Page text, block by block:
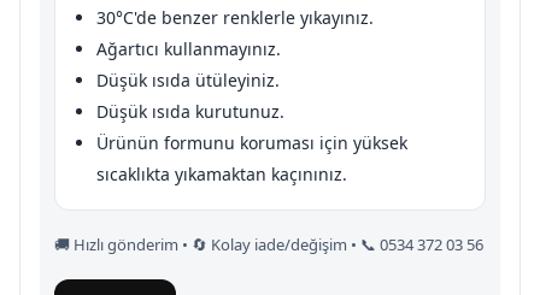
30°C'de benzer renklerle yıkayınız.
Ağartıcı kullanmayınız.
Düşük ısıda ütüleyiniz.
Düşük ısıda kurutunuz.
Ürünün formunu koruması için yüksek
sıcaklıkta yıkamaktan kaçınınız.
🚚 Hızlı gönderim • 🔄 Kolay iade/değişim • 📞 0534 372 03 56